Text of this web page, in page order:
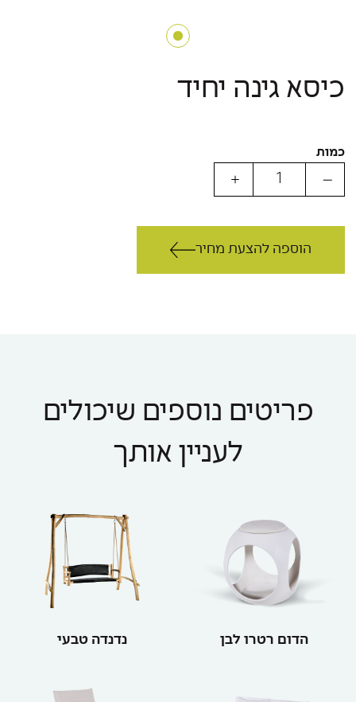
כיסא גינה יחיד
כמות
הוספה להצעת מחיר
פריטים נוספים שיכולים
לעניין אותך
הדום רטרו לבן נדנדה טבעי